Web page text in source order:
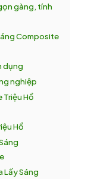
gàng, tính
Composite
dụng
nghiệp
Triệu Hổ
Hổ
Lấy Sáng